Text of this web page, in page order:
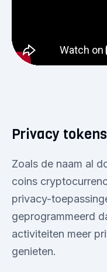
Privacy tokens
Zoals de naam al
coins
privacy-
geprogrammeerd
activiteiten meer
genieten.